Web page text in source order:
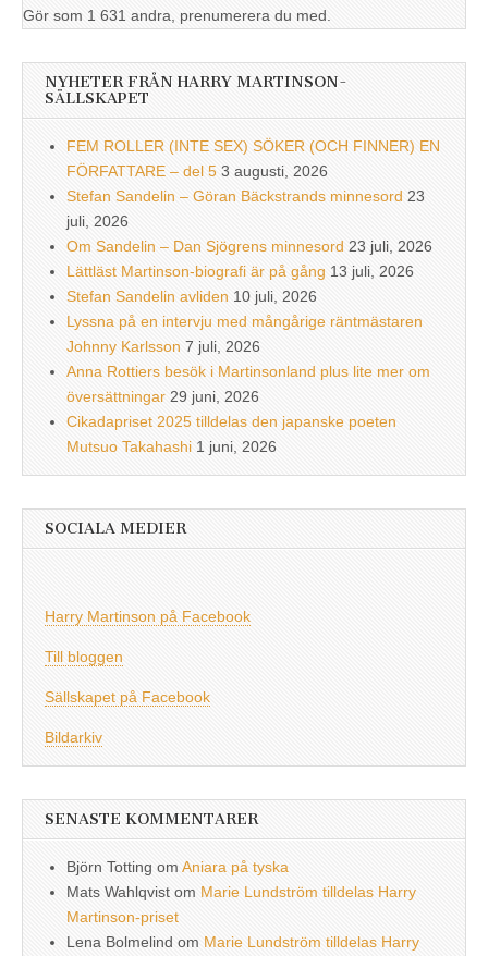
Gör som 1 631 andra, prenumerera du med.
NYHETER FRÅN HARRY MARTINSON-
SÄLLSKAPET
FEM ROLLER (INTE SEX) SÖKER (OCH FINNER) EN
FÖRFATTARE – del 5 3 augusti, 2026
Stefan Sandelin – Göran Bäckstrands minnesord 23
juli, 2026
Om Sandelin – Dan Sjögrens minnesord 23 juli, 2026
Lättläst Martinson-biografi är på gång 13 juli, 2026
Stefan Sandelin avliden 10 juli, 2026
Lyssna på en intervju med mångårige räntmästaren
Johnny Karlsson 7 juli, 2026
Anna Rottiers besök i Martinsonland plus lite mer om
översättningar 29 juni, 2026
Cikadapriset 2025 tilldelas den japanske poeten
Mutsuo Takahashi 1 juni, 2026
SOCIALA MEDIER
Harry Martinson på Facebook
Till bloggen
Sällskapet på Facebook
Bildarkiv
SENASTE KOMMENTARER
Björn Totting om Aniara på tyska
Mats Wahlqvist om Marie Lundström tilldelas Harry
Martinson-priset
Lena Bolmelind om Marie Lundström tilldelas Harry